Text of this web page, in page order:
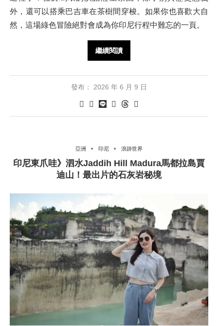
外，還可以搭乘巴吉車在茶樹間穿梭。如果你也喜歡大自
然，這場綠色冒險絕對會成為你印尼行程中難忘的一頁。
繼續閱讀
發布： 2026 年 6 月 9 日
亞洲 印尼 浪跡世界
印尼東爪哇》泗水Jaddih Hill Madura馬都拉島賈
迪山！最出片的石灰岩秘境